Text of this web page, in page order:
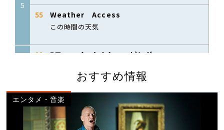
おすすめ情報
エンタメ・音楽